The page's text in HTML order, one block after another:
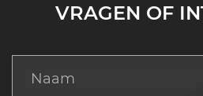
VRAGEN OF